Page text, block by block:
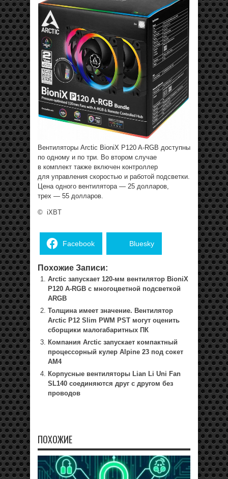
Вентиляторы Arctic BioniX P120 A-RGB доступны
по одному и по три. Во втором случае
в комплект также включен контроллер
для управления скоростью и работой подсветки.
Цена одного вентилятора — 25 долларов,
трех — 55 долларов.
© iXBT
Facebook Bluesky
Похожие Записи:
Arctic запускает 120-мм вентилятор BioniX
P120 A-RGB с многоцветной подсветкой
ARGB
Толщина имеет значение. Вентилятор
Arctic P12 Slim PWM PST могут оценить
сборщики малогабаритных ПК
Компания Arctic запускает компактный
процессорный кулер Alpine 23 под сокет
AM4
Корпусные вентиляторы Lian Li Uni Fan
SL140 соединяются друг с другом без
проводов
ПОХОЖИЕ